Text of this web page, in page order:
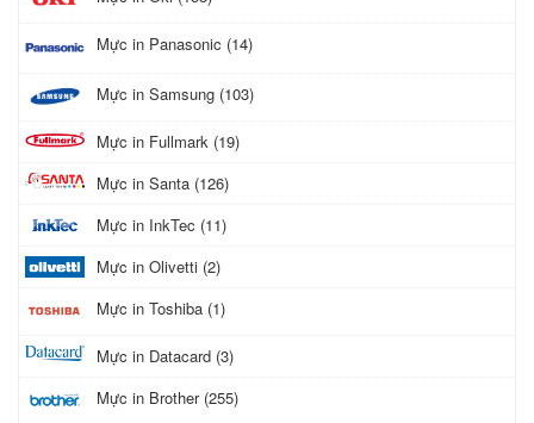
Mực in Panasonic (14)
Mực in Samsung (103)
Mực in Fullmark (19)
Mực in Santa (126)
Mực in InkTec (11)
Mực in Olivetti (2)
Mực in Toshiba (1)
Mực in Datacard (3)
Mực in Brother (255)